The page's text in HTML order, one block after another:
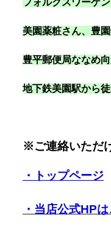
フォルクスワーゲ
美園薬粧さん、豊
豊平郵便局ななめ
地下鉄美園駅から
※ご連絡いただ
・トップページ
・当店公式HP